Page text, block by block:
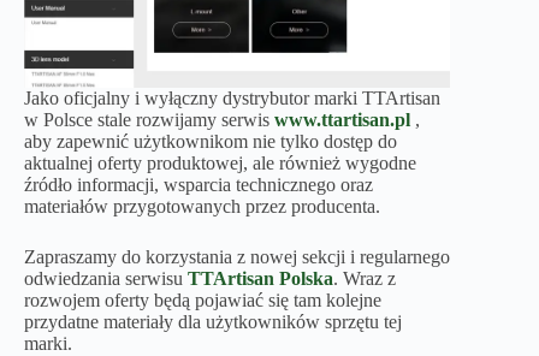
Jako oficjalny i wyłączny dystrybutor marki TTArtisan
w Polsce stale rozwijamy serwis www.ttartisan.pl ,
aby zapewnić użytkownikom nie tylko dostęp do
aktualnej oferty produktowej, ale również wygodne
źródło informacji, wsparcia technicznego oraz
materiałów przygotowanych przez producenta.
Zapraszamy do korzystania z nowej sekcji i regularnego
odwiedzania serwisu TTArtisan Polska. Wraz z
rozwojem oferty będą pojawiać się tam kolejne
przydatne materiały dla użytkowników sprzętu tej
marki.